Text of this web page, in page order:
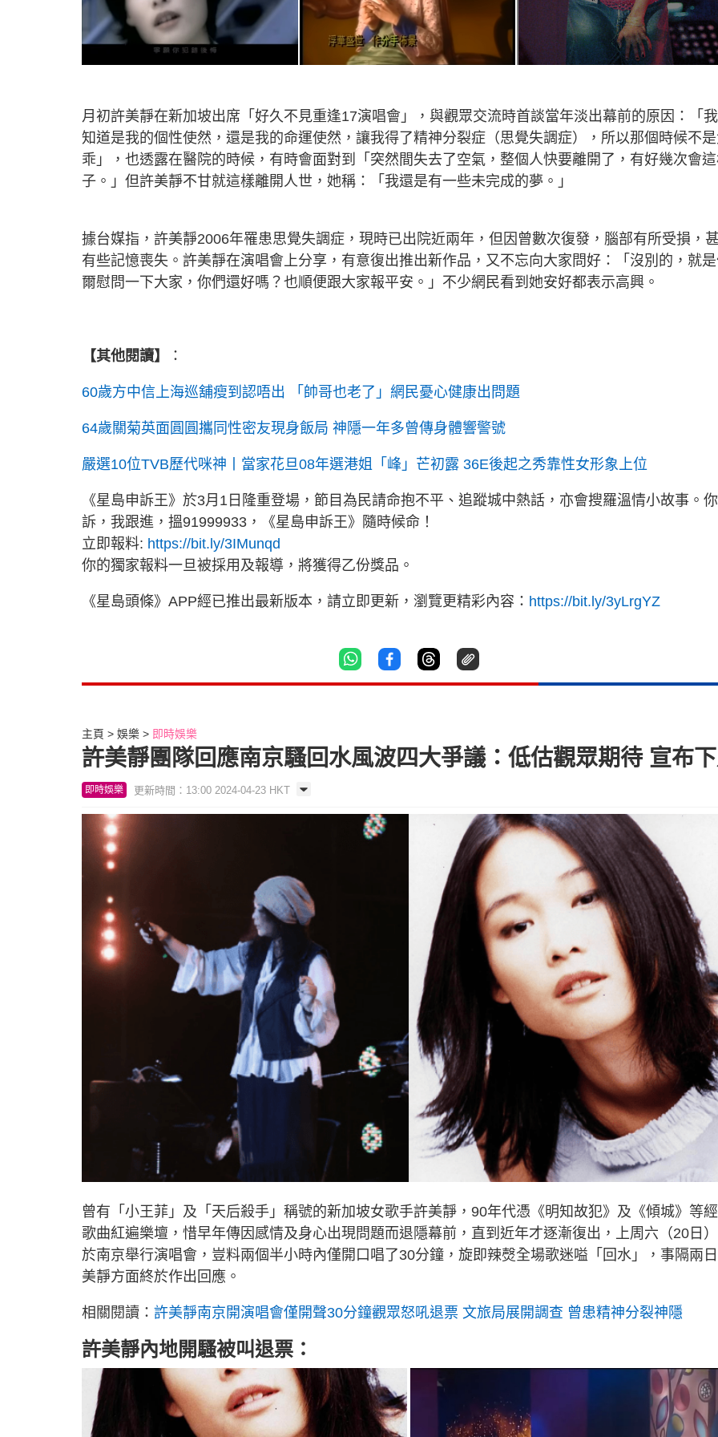
月初許美靜在新加坡出席「好久不見重逢17演唱會」，與觀眾交流時首談當年淡出幕前的原因：「
知道是我的個性使然，還是我的命運使然，讓我得了精神分裂症（思覺失調症），所以那個時候不
乖」，也透露在醫院的時候，有時會面對到「突然間失去了空氣，整個人快要離開了，有好幾次會
子。」但許美靜不甘就這樣離開人世，她稱：「我還是有一些未完成的夢。」
據台媒指，許美靜2006年罹患思覺失調症，現時已出院近兩年，但因曾數次復發，腦部有所受損，
有些記憶喪失。許美靜在演唱會上分享，有意復出推出新作品，又不忘向大家問好：「沒別的，就
爾慰問一下大家，你們還好嗎？也順便跟大家報平安。」不少網民看到她安好都表示高興。
【其他閱讀】 ：
60歲方中信上海巡舖瘦到認唔出 「帥哥也老了」網民憂心健康出問題
64歲關菊英面圓圓攜同性密友現身飯局 神隱一年多曾傳身體響警號
嚴選10位TVB歷代咪神丨當家花旦08年選港姐「峰」芒初露 36E後起之秀靠性女形象上位
《星島申訴王》於3月1日隆重登場，節目為民請命抱不平、追蹤城中熱話，亦會搜羅溫情小故事。
訴，我跟進，搵91999933，《星島申訴王》隨時候命！
立即報料: https://bit.ly/3IMunqd
你的獨家報料一旦被採用及報導，將獲得乙份獎品。
《星島頭條》APP經已推出最新版本，請立即更新，瀏覽更精彩內容： https://bit.ly/3yLrgYZ
主頁 娛樂 即時娛樂
許美靜團隊回應南京騷回水風波四大爭議：低估觀眾期待 宣布
即時娛樂 更新時間：13:00 2024-04-23 HKT
曾有「小王菲」及「天后殺手」稱號的新加坡女歌手許美靜，90年代憑《明知故犯》及《傾城》等
歌曲紅遍樂壇，惜早年傳因感情及身心出現問題而退隱幕前，直到近年才逐漸復出，上周六（20日
於南京舉行演唱會，豈料兩個半小時內僅開口唱了30分鐘，旋即辣㷫全場歌迷嗌「回水」，事隔兩
美靜方面終於作出回應。
相關閱讀： 許美靜南京開演唱會僅開聲30分鐘觀眾怒吼退票 文旅局展開調查 曾患精神分裂神隱
許美靜內地開騷被叫退票：